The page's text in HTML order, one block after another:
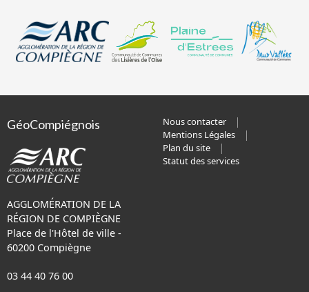
GéoCompiégnois
AGGLOMÉRATION DE LA
RÉGION DE COMPIÈGNE
Place de l'Hôtel de ville -
60200 Compiègne
03 44 40 76 00
Nous contacter
Mentions Légales
Plan du site
Statut des services